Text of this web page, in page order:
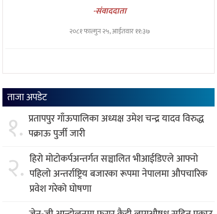
-संवाददाता
२०८१ फाल्गुन २५, आईतवार ११:३७
ताजा अपडेट
१. प्रतापपुर गाँऊपालिका अध्यक्ष उमेश चन्द्र यादव विरुद्ध
पक्राऊ पुर्जी जारी
२. हिरो मोटोकर्पअन्तर्गत सञ्चालित भीआईडिएले आफ्नो
पहिलो अन्तर्राष्ट्रिय बजारका रूपमा नेपालमा औपचारिक
प्रवेश गरेको घोषणा